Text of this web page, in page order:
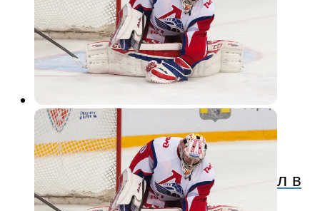
КХЛ11 лет назад
Сэйв Виталия Колесника попал в
ТОП-10 по итогам сентября